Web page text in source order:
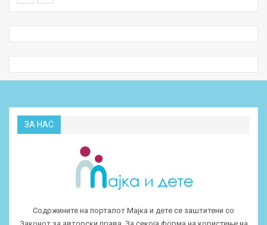
ЗА НАС
Содржините на порталот Мајка и дете се заштитени со